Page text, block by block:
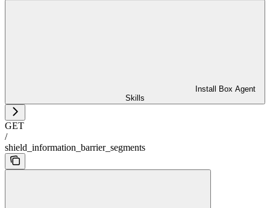
Install Box Agent
Skills
GET
/
shield_information_barrier_segments